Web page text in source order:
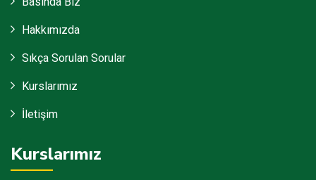
Hakkımızda
Sıkça Sorulan Sorular
Kurslarımız
İletişim
Kurslarımız